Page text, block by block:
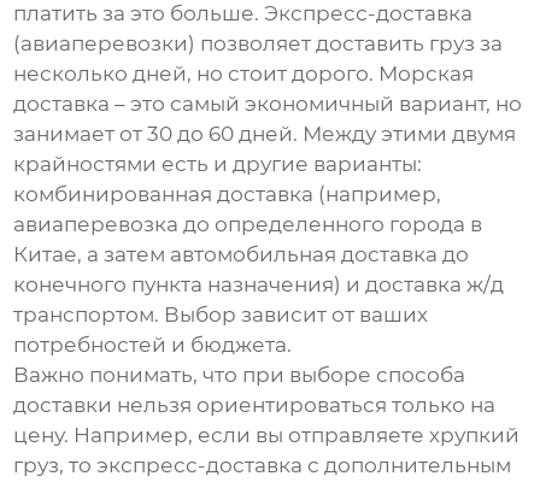
платить за это больше. Экспресс-доставка
(авиаперевозки) позволяет доставить груз за
несколько дней, но стоит дорого. Морская
доставка – это самый экономичный вариант, но
занимает от 30 до 60 дней. Между этими двумя
крайностями есть и другие варианты:
комбинированная доставка (например,
авиаперевозка до определенного города в
Китае, а затем автомобильная доставка до
конечного пункта назначения) и доставка ж/д
транспортом. Выбор зависит от ваших
потребностей и бюджета.
Важно понимать, что при выборе способа
доставки нельзя ориентироваться только на
цену. Например, если вы отправляете хрупкий
груз, то экспресс-доставка с дополнительным